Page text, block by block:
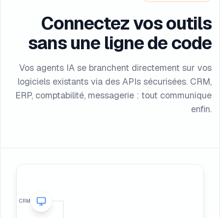
Connectez vos outils
sans une ligne de code
Vos agents IA se branchent directement sur vos
logiciels existants via des APIs sécurisées. CRM,
ERP, comptabilité, messagerie : tout communique
enfin.
CRM